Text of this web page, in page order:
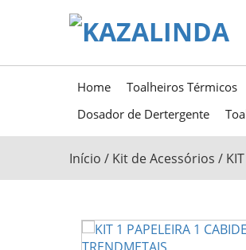
Home Toalheiros Térmicos
Dosador de Dertergente
Início / Kit de Acessórios /